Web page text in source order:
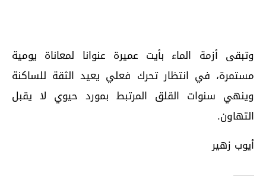
وتبقى أزمة الماء بأيت عميرة عنوانا لمعاناة يومية
مستمرة، في انتظار تحرك فعلي يعيد الثقة للساكنة
وينهي سنوات القلق المرتبط بمورد حيوي لا يقبل
التهاون.
أيوب زهير